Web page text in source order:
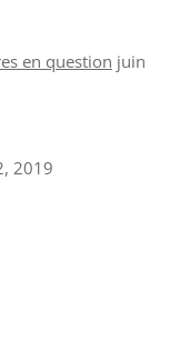
en question juin
2019